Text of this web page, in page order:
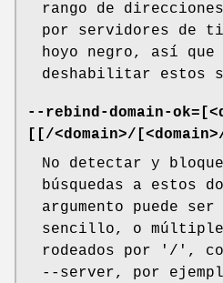
rango de
por servidores de
hoyo negro, así que
deshabilitar estos
--rebind-domain-
[[/<domain>/
No detectar y
búsquedas a estos
argumento puede
sencillo, o
rodeados por '/',
--server, por